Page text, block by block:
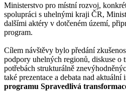
Ministerstvo pro místní rozvoj,
spolupráci s uhelnými kraji ČR,
dalšími aktéry v dotčeném území,
program.
Cílem návštěvy bylo předání
podpory uhelných regionů, diskuse o
potřebách strukturálně
také prezentace a debata nad aktuální
programu Spravedlivá